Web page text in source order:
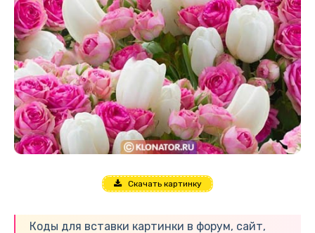
Скачать картинку
Коды для вставки картинки в форум, сайт,